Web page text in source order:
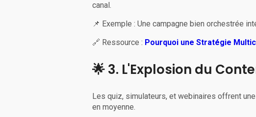
canal.
📌 Exemple : Une campagne bien orchestrée
🔗 Ressource : Pourquoi une Stratégie
🌟 3. L'Explosion du
Les quiz, simulateurs, et webinaires offrent
en moyenne.